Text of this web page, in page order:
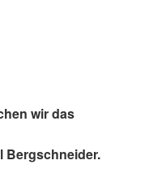
wir das
Bergschneider.